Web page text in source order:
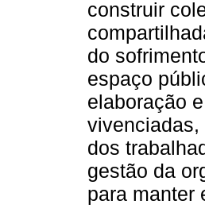
construir
do
espaço
elaboração
vivenciadas,
dos
gestão da
para manter